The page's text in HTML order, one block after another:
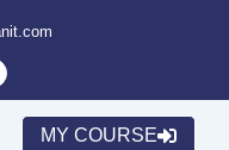
MY COURSE